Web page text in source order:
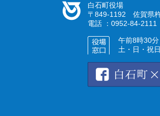
白石町役場
〒849-1192 佐賀県
電話 ：0952-84-2111
午前8時30
土・日・祝